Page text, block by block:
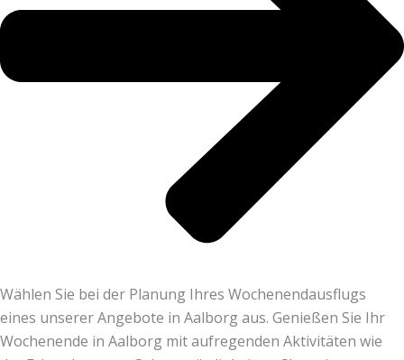
Wählen Sie bei der Planung Ihres Wochenendausflugs
eines unserer Angebote in Aalborg aus. Genießen Sie Ihr
Wochenende in Aalborg mit aufregenden Aktivitäten wie